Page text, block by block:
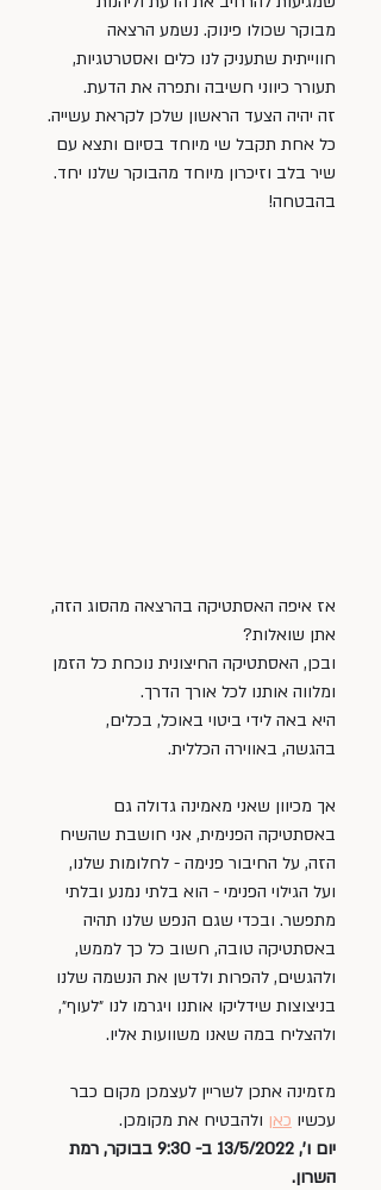
מבוקר שכולו פינוק. נשמע הרצאה
חווייתית שתעניק לנו כלים ואסטרטגיות,
תעורר כיווני חשיבה ותפרה את הדעת.
זה יהיה הצעד הראשון שלכן לקראת עשייה.
כל אחת תקבל שי מיוחד בסיום ותצא עם
שיר בלב וזיכרון מיוחד מהבוקר שלנו יחד.
בהבטחה!
אז איפה האסתטיקה בהרצאה מהסוג הזה,
אתן שואלות?
ובכן, האסתטיקה החיצונית נוכחת כל הזמן
ומלווה אותנו לכל אורך הדרך.
היא באה לידי ביטוי באוכל, בכלים,
בהגשה, באווירה הכללית.
אך מכיוון שאני מאמינה גדולה גם
באסתטיקה הפנימית, אני חושבת שהשיח
הזה, על החיבור פנימה - לחלומות שלנו,
ועל הגילוי הפנימי - הוא בלתי נמנע ובלתי
מתפשר. ובכדי שגם הנפש שלנו תהיה
באסתטיקה טובה, חשוב כל כך לממש,
ולהגשים, להפרות ולדשן את הנשמה שלנו
בניצוצות שידליקו אותנו ויגרמו לנו ״לעוף״,
ולהצליח במה שאנו משוועות אליו.
מזמינה אתכן לשריין לעצמכן מקום כבר
עכשיו כאן ולהבטיח את מקומכן.
יום ו', 13/5/2022 ב- 9:30 בבוקר, רמת
השרון.